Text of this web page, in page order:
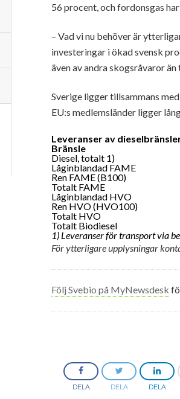
56 procent, och fordonsgas
– Vad vi nu behöver är
investeringar i ökad svensk
även av andra skogsråvaror
Sverige ligger tillsammans
EU:s medlemsländer ligger
Leveranser av
Bränsle
Diesel, totalt 1)
Låginblandad FAME
Ren FAME (B100)
Totalt FAME
Låginblandad HVO
Ren HVO (HVO100)
Totalt HVO
Totalt Biodiesel
1) Leveranser för transport via
För ytterligare upplysningar
Följ Svebio på MyNewsdesk
DELA DELA DELA